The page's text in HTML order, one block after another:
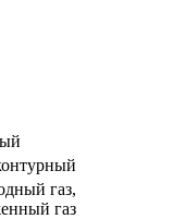
газ,
газ